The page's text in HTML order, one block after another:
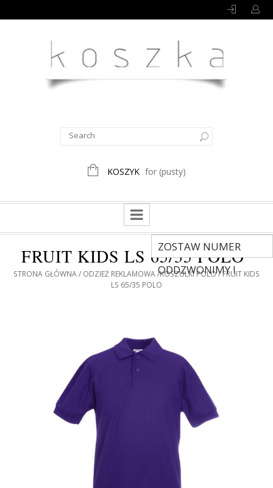
KOSZYK for (pusty)
ZOSTAW NUMER
ODDZWONIMY !
FRUIT KIDS LS 65/35 POLO
STRONA GŁÓWNA ODZIEŻ REKLAMOWA KOSZULKI POLO FRUIT KIDS
LS 65/35 POLO